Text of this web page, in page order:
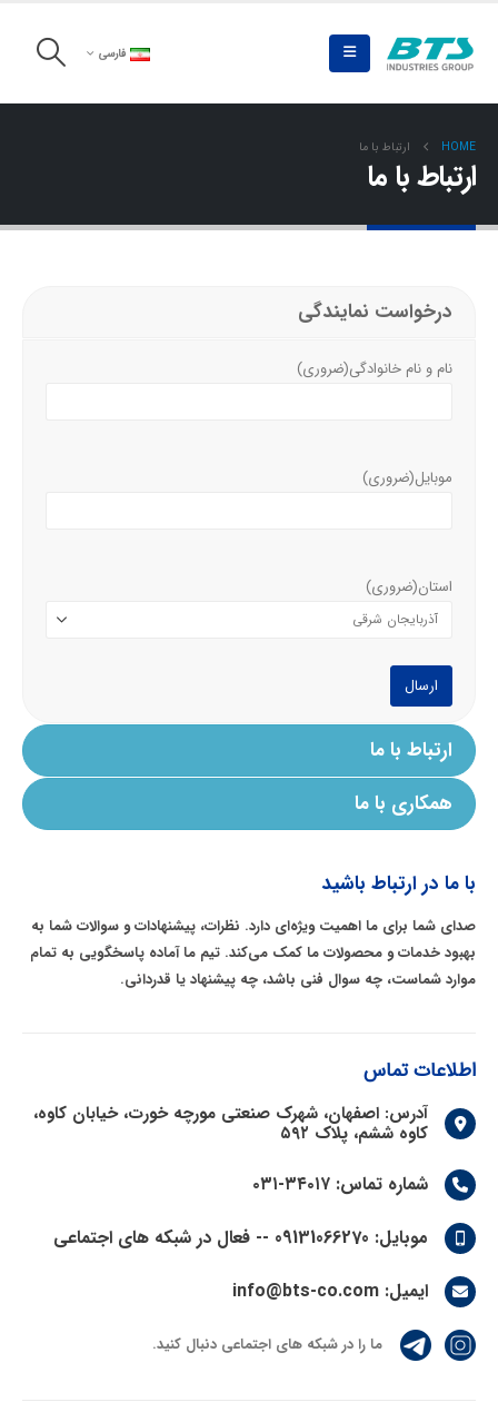
فارسی
HOME ارتباط با ما
ارتباط با ما
درخواست نمایندگی
نام و نام خانوادگی(ضروری)
موبایل(ضروری)
استان(ضروری)
ارتباط با ما
همکاری با ما
با ما در ارتباط باشید
صدای شما برای ما اهمیت ویژه‌ای دارد. نظرات، پیشنهادات و سوالات شما به
بهبود خدمات و محصولات ما کمک می‌کند. تیم ما آماده پاسخگویی به تمام
موارد شماست، چه سوال فنی باشد، چه پیشنهاد یا قدردانی.
اطلاعات تماس
آدرس: اصفهان، شهرک صنعتی مورچه خورت، خیابان کاوه،
کاوه ششم، پلاک ۵۹۲
شماره تماس: ۳۴۰۱۷-۰۳۱
موبایل: 09131066270 -- فعال در شبکه های اجتماعی
ایمیل: info@bts-co.com
ما را در شبکه های اجتماعی دنبال کنید.